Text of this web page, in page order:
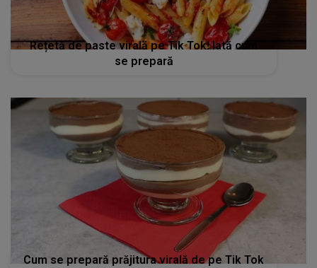
Rețetă de paste virală pe Tik Tok! Iată cum
se prepară
Cum se prepară prăjitura virală de pe Tik Tok